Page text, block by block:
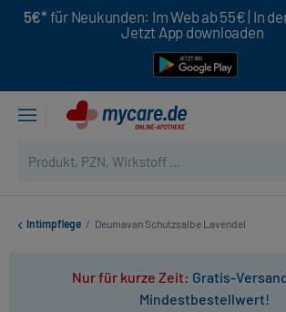
5€* für Neukunden: Im Web ab 55€ | In
Jetzt App downloaden
Intimpflege / Deumavan Schutzsalbe Lavendel
Nur für kurze Zeit: Gratis-
Mindestbestellwert!